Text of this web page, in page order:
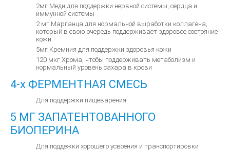
2мг Меди для поддержки нервной системы, сердца и
иммунной системы
2 мг Марганца для нормальной выработки коллагена,
который в свою очередь поддерживает здоровое состояние
кожи
5мг Кремния для поддержки здоровья кожи
120 мкг Хрома, чтобы поддерживать метаболизм и
нормальный уровень сахара в крови
4-х ФЕРМЕНТНАЯ СМЕСЬ
Для поддержки пищеварения
5 МГ ЗАПАТЕНТОВАННОГО
БИОПЕРИНА
Для поддежки хорошего усвоения и транспортировки